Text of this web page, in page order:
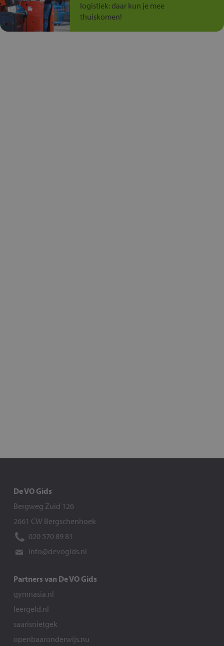
logistiek: daar kun je mee
thuiskomen!
De VO Gids
Bergweg Zuid 126
2661 CW Bergschenhoek
020 570 89 81
info@devogids.nl
Partners van De VO Gids
gymnasia.nl
leergeld.nl
saarisnietgek
openbaaronderwijs.nu